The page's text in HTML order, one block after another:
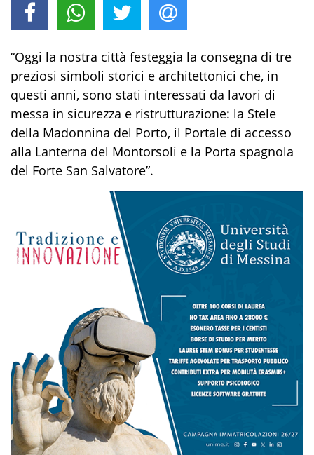
“Oggi la nostra città festeggia la consegna di tre
preziosi simboli storici e architettonici che, in
questi anni, sono stati interessati da lavori di
messa in sicurezza e ristrutturazione: la Stele
della Madonnina del Porto, il Portale di accesso
alla Lanterna del Montorsoli e la Porta spagnola
del Forte San Salvatore”.